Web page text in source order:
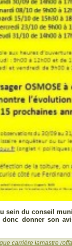
sein du conseil
donner son
carrière lamastre